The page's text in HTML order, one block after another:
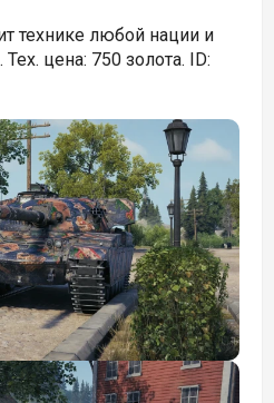
технике любой нации и
цена: 750 золота. ID: